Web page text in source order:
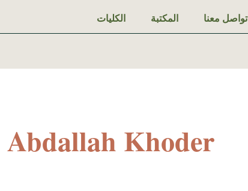
تواصل معنا المكتبة الكليات
Abdallah Khoder